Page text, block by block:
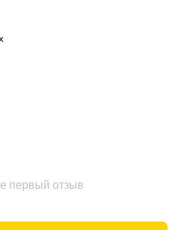
первый отзыв